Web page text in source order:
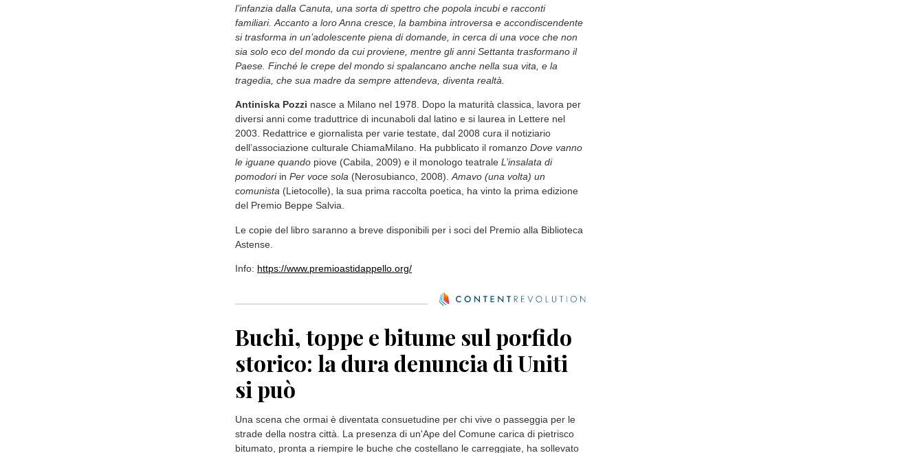
l’infanzia dalla Canuta, una sorta di spettro che popola incubi e racconti
familiari. Accanto a loro Anna cresce, la bambina introversa e accondiscendente
si trasforma in un’adolescente piena di domande, in cerca di una voce che non
sia solo eco del mondo da cui proviene, mentre gli anni Settanta trasformano il
Paese. Finché le crepe del mondo si spalancano anche nella sua vita, e la
tragedia, che sua madre da sempre attendeva, diventa realtà.
Antiniska Pozzi nasce a Milano nel 1978. Dopo la maturità classica, lavora per
diversi anni come traduttrice di incunaboli dal latino e si laurea in Lettere nel
2003. Redattrice e giornalista per varie testate, dal 2008 cura il notiziario
dell’associazione culturale ChiamaMilano. Ha pubblicato il romanzo Dove vanno
le iguane quando piove (Cabila, 2009) e il monologo teatrale L’insalata di
pomodoriin Per voce sola (Nerosubianco, 2008). Amavo (una volta) un
comunista (Lietocolle), la sua prima raccolta poetica, ha vinto la prima edizione
del Premio Beppe Salvia.
Le copie del libro saranno a breve disponibili per i soci del Premio alla Biblioteca
Astense.
Info: https://www.premioastidappello.org/
Buchi, toppe e bitume sul porfido
storico: la dura denuncia di Uniti
si può
Una scena che ormai è diventata consuetudine per chi vive o passeggia per le
strade della nostra città. La presenza di un'Ape del Comune carica di pietrisco
bitumato, pronta a riempire le buche che costellano le carreggiate, ha sollevato